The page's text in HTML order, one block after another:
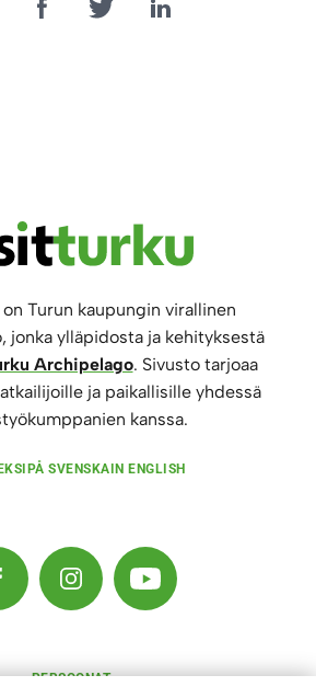
Turun kaupungin virallinen
jonka ylläpidosta ja kehityksestä
Archipelago. Sivusto tarjoaa
ja paikallisille yhdessä
kanssa.
PÅ SVENSKA IN ENGLISH
PERSOONAT